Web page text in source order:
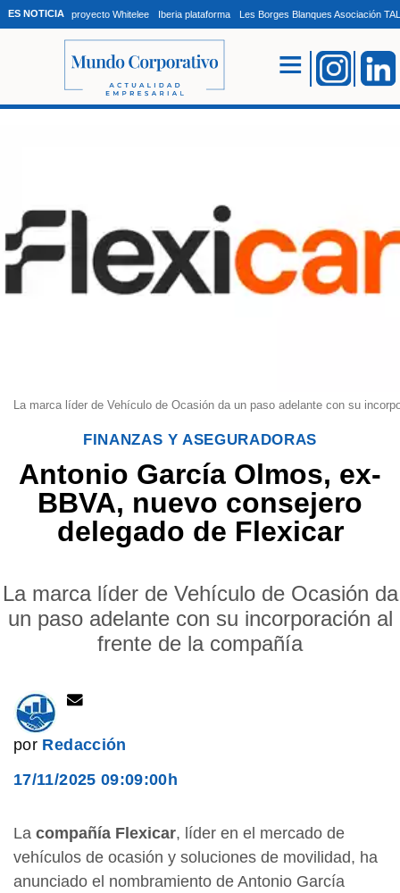
ES NOTICIA proyecto Whitelee Iberia plataforma Les Borges Blanques Asociación
La marca líder de Vehículo de Ocasión da un paso adelante con su
FINANZAS Y ASEGURADORAS
Antonio García Olmos, ex-
BBVA, nuevo consejero
delegado de Flexicar
La marca líder de Vehículo de Ocasión da
un paso adelante con su incorporación al
frente de la compañía
por Redacción
17/11/2025 09:09:00h
La compañía Flexicar, líder en el mercado de
vehículos de ocasión y soluciones de movilidad, ha
anunciado el nombramiento de Antonio García